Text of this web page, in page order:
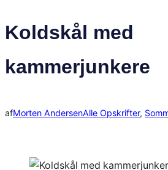
Koldskål med
kammerjunkere
afMorten AndersenAlle Opskrifter,